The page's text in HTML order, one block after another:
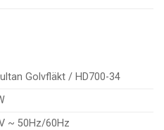
Golvfläkt / HD700-34
~ 50Hz/60Hz